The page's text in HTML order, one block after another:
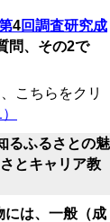
4回調査研究成
問、その2で
こちらをクリ
るふるさとの魅
とキャリア教
には、一般（成